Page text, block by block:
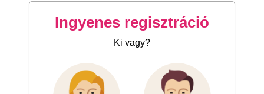
Ingyenes regisztráció
Ki vagy?